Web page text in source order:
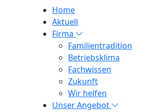
Home
Aktuell
Firma
Familientradition
Betriebsklima
Fachwissen
Zukunft
Wir helfen
Unser Angebot